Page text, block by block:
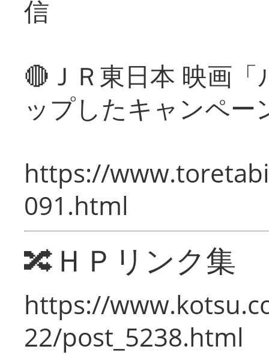
信
🔴ＪＲ東日本 映画
ップしたキャンペー
https://
091.html
🔀ＨＰリンク集
https://
22/post_5238.html